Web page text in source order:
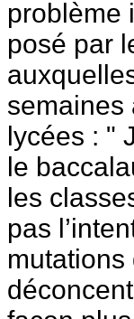
problème
posé par
semaines
lycées : "
le
les
pas
mutations